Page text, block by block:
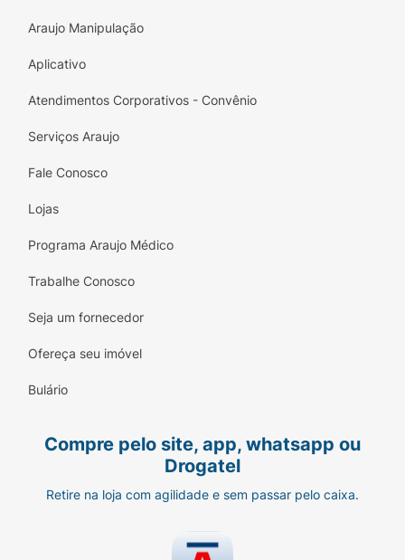
Araujo Manipulação
Aplicativo
Atendimentos Corporativos - Convênio
Serviços Araujo
Fale Conosco
Lojas
Programa Araujo Médico
Trabalhe Conosco
Seja um fornecedor
Ofereça seu imóvel
Bulário
Compre pelo site, app, whatsapp ou
Drogatel
Retire na loja com agilidade e sem passar pelo caixa.